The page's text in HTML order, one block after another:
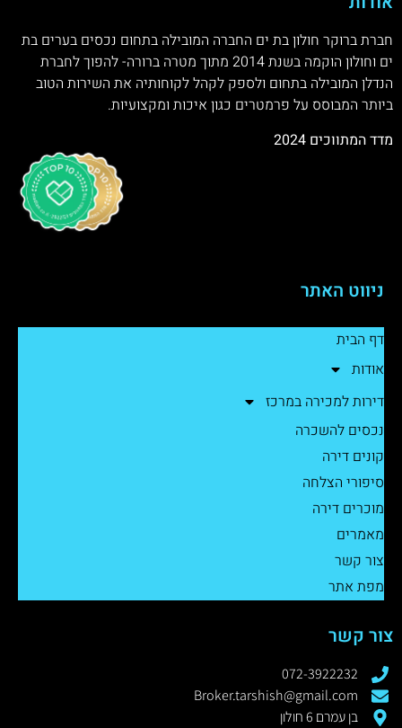
חברת ברוקר חולון בת ים החברה המובילה בתחום נכסים בערים בת
ים וחולון הוקמה בשנת 2014 מתוך מטרה ברורה- להפוך לחברת
הנדלן המובילה בתחום ולספק לקהל לקוחותיה את השירות הטוב
ביותר המבוסס על פרמטרים כגון איכות ומקצועיות.
מדד המתווכים 2024
ניווט האתר
דף הבית
אודות
דירות למכירה במרכז
נכסים להשכרה
קונים דירה
סיפורי הצלחה
מוכרים דירה
מאמרים
צור קשר
מפת אתר
צור קשר
072-3922232
Broker.tarshish@gmail.com
בן עמרם 6 חולון